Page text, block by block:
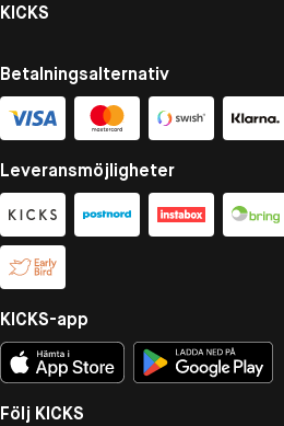
KICKS
Betalningsalternativ
Leveransmöjligheter
KICKS-app
Följ KICKS